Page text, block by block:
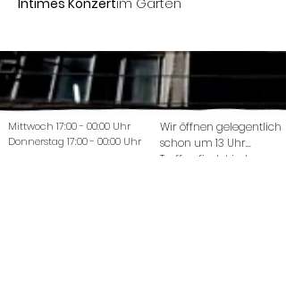
Intimes Konzertim Garten
Mittwoch 17:00 - 00:00 Uhr
Donnerstag 17:00 - 00:00 Uhr
Wir öffnen gelegentlich
schon um 13 Uhr...
Treffen findet jeden